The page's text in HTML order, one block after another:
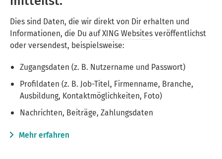
Dies sind Daten, die wir direkt von Dir erhalten und
Informationen, die Du aufXING Websitesveröffentlichst
oder versendest, beispielsweise:
Zugangsdaten (z. B. Nutzername und Passwort)
Profildaten (z. B. Job-Titel, Firmenname, Branche,
Ausbildung, Kontaktmöglichkeiten, Foto)
Nachrichten, Beiträge, Zahlungsdaten
Mehr erfahren